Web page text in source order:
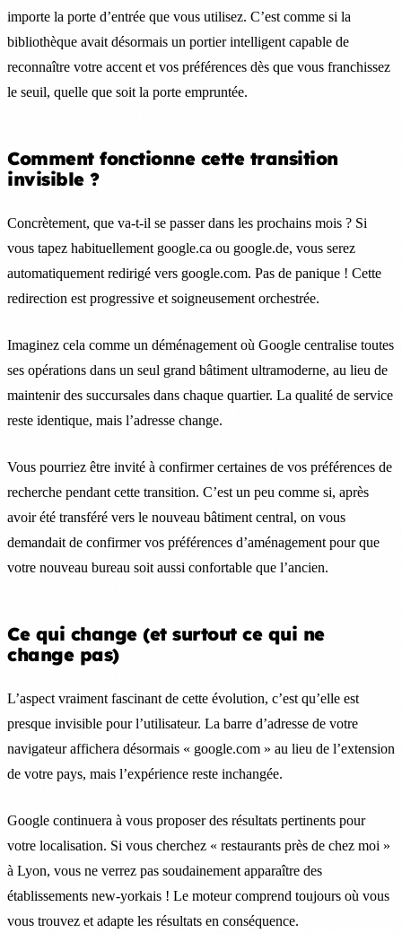
importe la porte d’entrée que vous utilisez. C’est comme si la
bibliothèque avait désormais un portier intelligent capable de
reconnaître votre accent et vos préférences dès que vous franchissez
le seuil, quelle que soit la porte empruntée.
Comment fonctionne cette transition
invisible ?
Concrètement, que va-t-il se passer dans les prochains mois ? Si
vous tapez habituellement google.ca ou google.de, vous serez
automatiquement redirigé vers google.com. Pas de panique ! Cette
redirection est progressive et soigneusement orchestrée.
Imaginez cela comme un déménagement où Google centralise toutes
ses opérations dans un seul grand bâtiment ultramoderne, au lieu de
maintenir des succursales dans chaque quartier. La qualité de service
reste identique, mais l’adresse change.
Vous pourriez être invité à confirmer certaines de vos préférences de
recherche pendant cette transition. C’est un peu comme si, après
avoir été transféré vers le nouveau bâtiment central, on vous
demandait de confirmer vos préférences d’aménagement pour que
votre nouveau bureau soit aussi confortable que l’ancien.
Ce qui change (et surtout ce qui ne
change pas)
L’aspect vraiment fascinant de cette évolution, c’est qu’elle est
presque invisible pour l’utilisateur. La barre d’adresse de votre
navigateur affichera désormais « google.com » au lieu de l’extension
de votre pays, mais l’expérience reste inchangée.
Google continuera à vous proposer des résultats pertinents pour
votre localisation. Si vous cherchez « restaurants près de chez moi »
à Lyon, vous ne verrez pas soudainement apparaître des
établissements new-yorkais ! Le moteur comprend toujours où vous
vous trouvez et adapte les résultats en conséquence.